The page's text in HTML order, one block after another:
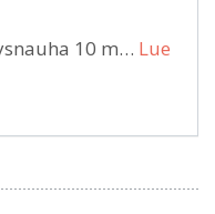
10 m… Lue